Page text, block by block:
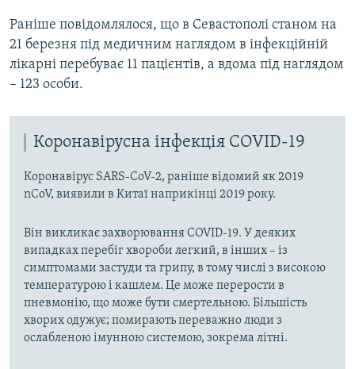
Раніше повідомлялося, що в Севастополі станом на
21 березня під медичним наглядом в інфекційній
лікарні перебуває 11 пацієнтів, а вдома під наглядом
– 123 особи.
Коронавірусна інфекція COVID-19
Коронавірус SARS-CoV-2, раніше відомий як 2019
nCoV, виявили в Китаї наприкінці 2019 року.
Він викликає захворювання COVID-19. У деяких
випадках перебіг хвороби легкий, в інших – із
симптомами застуди та грипу, в тому числі з високою
температурою і кашлем. Це може перерости в
пневмонію, що може бути смертельною. Більшість
хворих одужує; помирають переважно люди з
ослабленою імунною системою, зокрема літні.